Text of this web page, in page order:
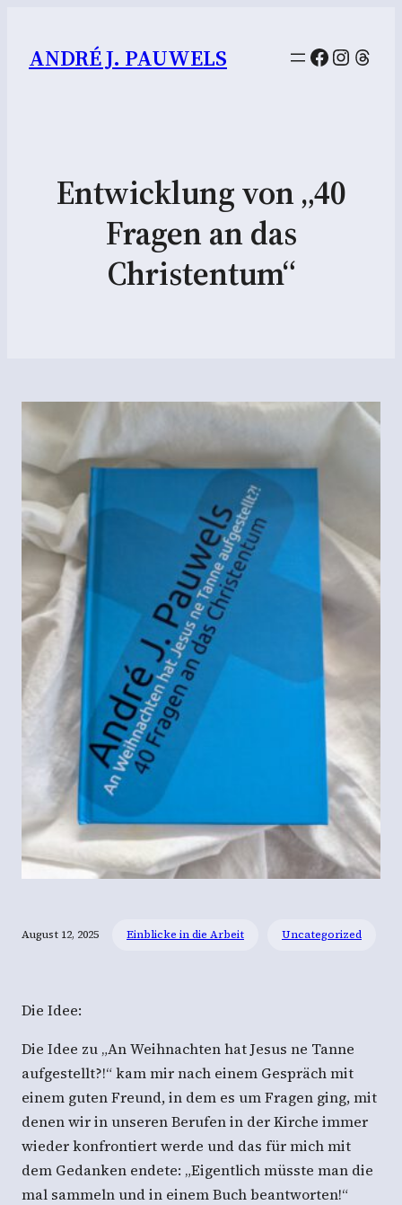
ANDRÉ J. PAUWELS Facebook
Entwicklung von „40
Fragen an das
Christentum“
August 12, 2025 Einblicke in die Arbeit Uncategorized
Die Idee:
Die Idee zu „An Weihnachten hat Jesus ne Tanne
aufgestellt?!“ kam mir nach einem Gespräch mit
einem guten Freund, in dem es um Fragen ging, mit
denen wir in unseren Berufen in der Kirche immer
wieder konfrontiert werde und das für mich mit
dem Gedanken endete: „Eigentlich müsste man die
mal sammeln und in einem Buch beantworten!“